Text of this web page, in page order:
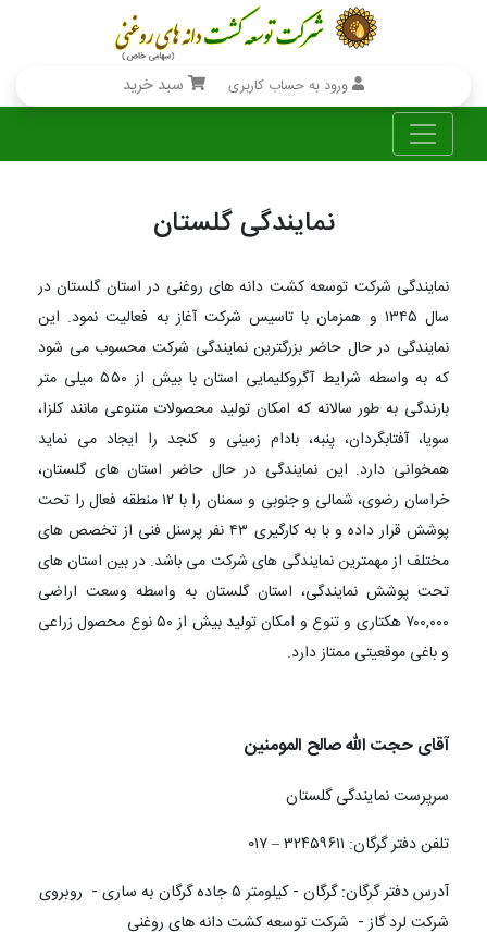
ورود به حساب کاربری سبد خرید
نمایندگی گلستان
نمایندگی شرکت توسعه کشت دانه های روغنی در استان گلستان در
سال ۱۳۴۵ و همزمان با تاسیس شرکت آغاز به فعالیت نمود. این
نمایندگی در حال حاضر بزرگترین نمایندگی شرکت محسوب می شود
که به واسطه شرایط آگروکلیمایی استان با بیش از ۵۵۰ میلی متر
بارندگی به طور سالانه که امکان تولید محصولات متنوعی مانند کلزا،
سویا، آفتابگردان، پنبه، بادام زمینی و کنجد را ایجاد می نماید
همخوانی دارد. این نمایندگی در حال حاضر استان های گلستان،
خراسان رضوی، شمالی و جنوبی و سمنان را با ۱۲ منطقه فعال را تحت
پوشش قرار داده و با به کارگیری ۴۳ نفر پرسنل فنی از تخصص های
مختلف از مهمترین نمایندگی های شرکت می باشد. در بین استان های
تحت پوشش نمایندگی، استان گلستان به واسطه وسعت اراضی
۷۰۰,۰۰۰ هکتاری و تنوع و امکان تولید بیش از ۵۰ نوع محصول زراعی
و باغی موقعیتی ممتاز دارد.
آقای حجت الله صالح المومنین
سرپرست نمایندگی گلستان
تلفن دفتر گرگان: ۳۲۴۵۹۶۱۱ – ۰۱۷
آدرس دفتر گرگان: گرگان - کیلومتر ۵ جاده گرگان به ساری - روبروی
شرکت لرد گاز - شرکت توسعه کشت دانه های روغنی